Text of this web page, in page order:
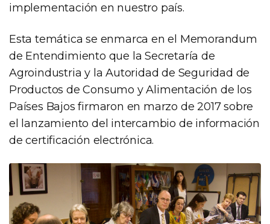
implementación en nuestro país.
Esta temática se enmarca en el Memorandum
de Entendimiento que la Secretaría de
Agroindustria y la Autoridad de Seguridad de
Productos de Consumo y Alimentación de los
Países Bajos firmaron en marzo de 2017 sobre
el lanzamiento del intercambio de información
de certificación electrónica.